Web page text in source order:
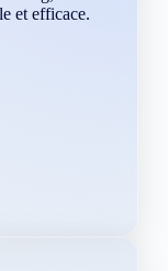
et efficace.